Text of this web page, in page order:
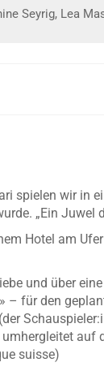
Seyrig, Lea
spielen wir in
„Ein Juwel
Hotel am
und über
– für den
auf
suisse)